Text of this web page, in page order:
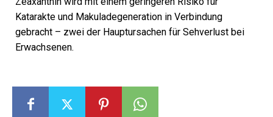
Katarakte und Makuladegeneration in Verbindung
gebracht – zwei der Hauptursachen für Sehverlust bei
Erwachsenen.